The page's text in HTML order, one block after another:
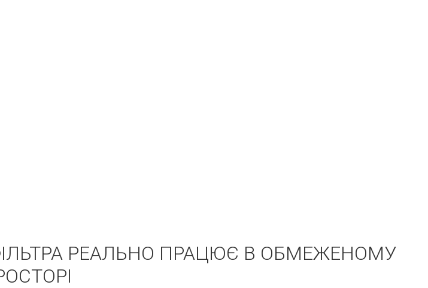
РЕАЛЬНО ПРАЦЮЄ В ОБМЕЖЕНОМУ